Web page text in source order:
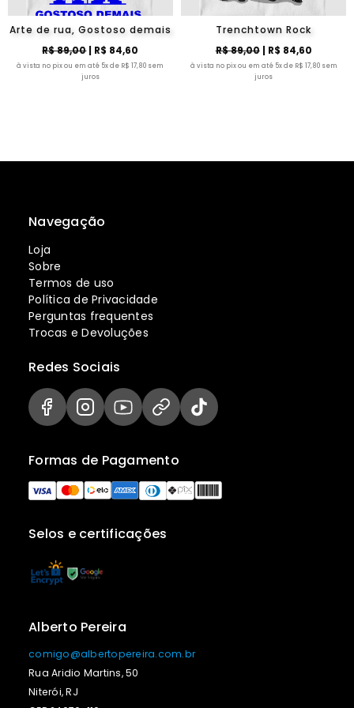
Arte de rua, Gostoso demais
R$ 89,00| R$ 84,60
à vista no pix ou em até 5x de R$ 17,80 sem
juros
Trenchtown Rock
R$ 89,00| R$ 84,60
à vista no pix ou em até 5x de R$ 17,80 sem
juros
Navegação
Loja
Sobre
Termos de uso
Política de Privacidade
Perguntas frequentes
Trocas e Devoluções
Selos e certificações
Formas de Pagamento
Redes Sociais
Alberto Pereira
comigo@albertopereira.com.br
Rua Aridio Martins, 50
Niterói, RJ